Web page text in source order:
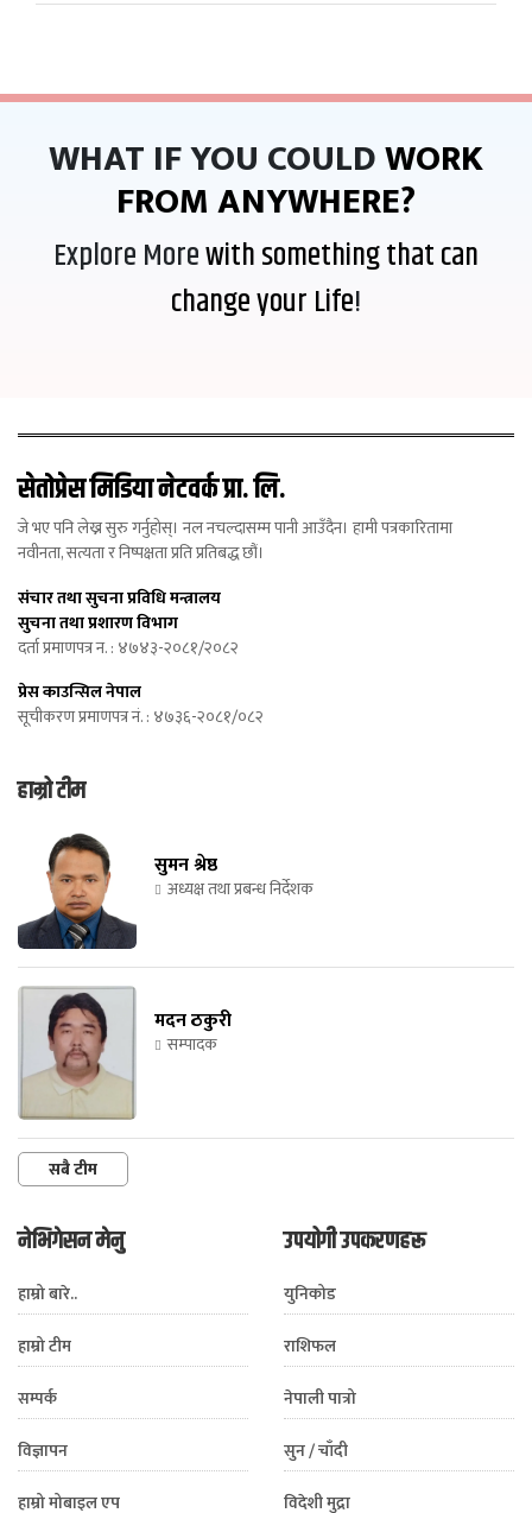
WHAT IF YOU COULDWORK
FROM ANYWHERE?
Explore Morewith something that can
change your Life!
सेतोप्रेस मिडिया नेटवर्क प्रा. लि.
जे भए पनि लेख्न सुरु गर्नुहोस्। नल नचल्दासम्म पानी आउँदैन। हामी पत्रकारितामा
नवीनता, सत्यता र निष्पक्षता प्रति प्रतिबद्ध छौं।
संचार तथा सुचना प्रविधि मन्त्रालय
सुचना तथा प्रशारण विभाग
दर्ता प्रमाणपत्र न. : ४७४३-२०८१/२०८२
प्रेस काउन्सिल नेपाल
सूचीकरण प्रमाणपत्र नं. : ४७३६-२०८१/०८२
हाम्रो टीम
सुमन श्रेष्ठ
अध्यक्ष तथा प्रबन्ध निर्देशक
मदन ठकुरी
सम्पादक
सबै टीम
नेभिगेसन मेनु
हाम्रो बारे..
हाम्रो टीम
सम्पर्क
विज्ञापन
हाम्रो मोबाइल एप
उपयोगी उपकरणहरू
युनिकोड
राशिफल
नेपाली पात्रो
सुन / चाँदी
विदेशी मुद्रा